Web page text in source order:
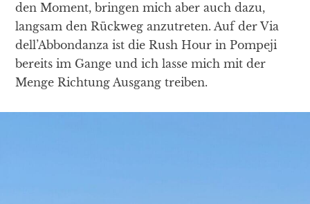
den Moment, bringen mich aber auch dazu,
langsam den Rückweg anzutreten. Auf der Via
dell’Abbondanza ist die Rush Hour in Pompeji
bereits im Gange und ich lasse mich mit der
Menge Richtung Ausgang treiben.